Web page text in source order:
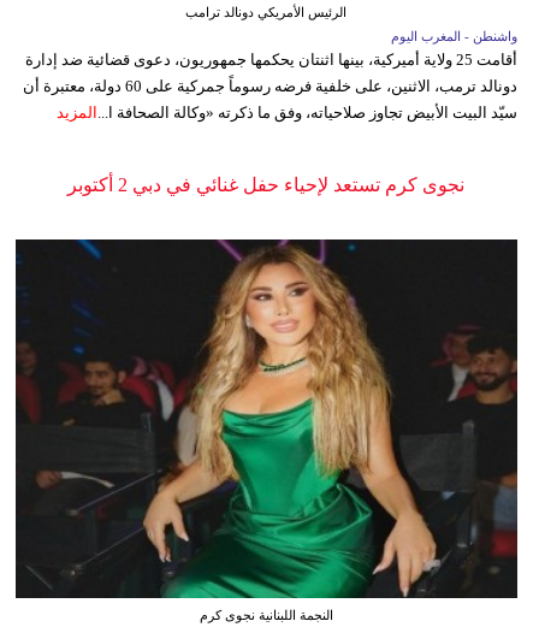
الرئيس الأمريكي دونالد ترامب
واشنطن - المغرب اليوم
أقامت 25 ولاية أميركية، بينها اثنتان يحكمها جمهوريون، دعوى قضائية ضد إدارة
دونالد ترمب، الاثنين، على خلفية فرضه رسوماً جمركية على 60 دولة، معتبرة أن
سيّد البيت الأبيض تجاوز صلاحياته، وفق ما ذكرته «وكالة الصحافة ا... المزيد
نجوى كرم تستعد لإحياء حفل غنائي في دبي 2 أكتوبر
النجمة اللبنانية نجوى كرم